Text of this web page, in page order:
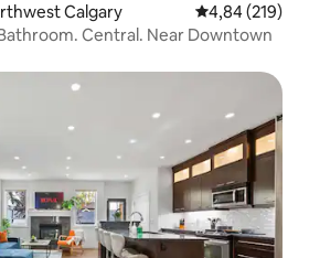
Calgary 4,84 de uma
4,84 (219)
Central. Near Downtown